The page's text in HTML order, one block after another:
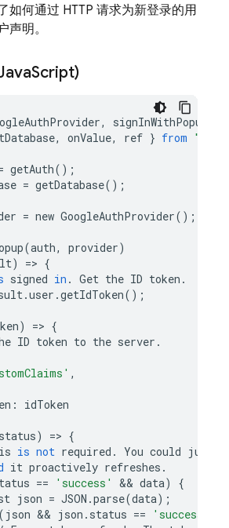
如何通过 HTTP 请求为新登录的用
声明。
Script)
, signInWithPopup
, onValue, ref } from
getAuth();
= getDatabase();
= new GoogleAuthProvider();
(auth, provider)
) => {
signed in . Get the ID token .
.user .getIdToken();
) => {
ID token to the server .
,
:
idToken
status) => {
is not required . You could just
it proactively refreshes .
== 'success' && data)
{
json = JSON .parse(data);
( json && json . status == 'success'